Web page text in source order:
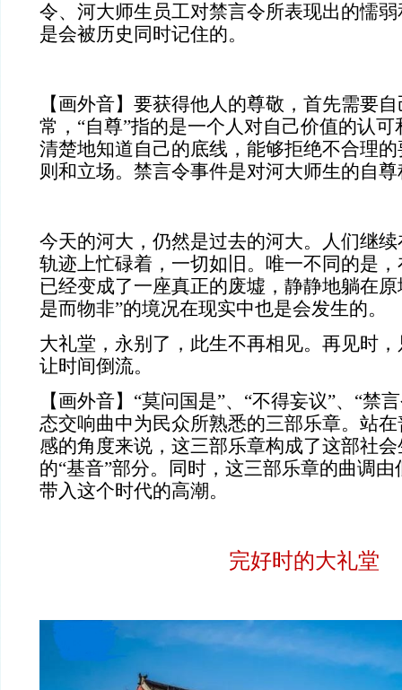
令、河大师生员工对禁言令所表现出的懦
是会被历史同时记住的。
【画外音】要获得他人的尊敬，首先需要
常，“自尊”指的是一个人对自己价值的认
清楚地知道自己的底线，能够拒绝不合理
则和立场。 禁言令事件是对河大师生的自
今天的河大，仍然是过去的河大。人们继
轨迹上忙碌着，一切如旧。唯一不同的是
已经变成了一座真正的废墟，静静地躺在
是而物非”的境况在现实中也是会发生的。
大礼堂，永别了，此生不再相见。再见时
让时间倒流。
【画外音】“莫问国是”、“不得妄议”、“禁
态交响曲中为民众所熟悉的三部乐章。 站在
感的角度来说，这三部乐章构成了这部社
的“基音”部分。
同时，这三部乐章的曲调
带入这个时代的高潮。
完好时的大礼堂